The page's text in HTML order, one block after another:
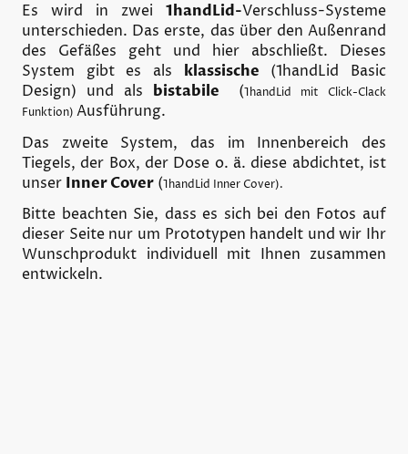
Es wird in zwei 1handLid-Verschluss-Systeme
unterschieden. Das erste, das über den Außenrand
des Gefäßes geht und hier abschließt. Dieses
System gibt es als klassische (1handLid Basic
Design) und als bistabile (1handLid mit Click-Clack
Funktion) Ausführung.
Das zweite System, das im Innenbereich des
Tiegels, der Box, der Dose o. ä. diese abdichtet, ist
unser Inner Cover (1handLid Inner Cover).
Bitte beachten Sie, dass es sich bei den Fotos auf
dieser Seite nur um Prototypen handelt und wir Ihr
Wunschprodukt individuell mit Ihnen zusammen
entwickeln.